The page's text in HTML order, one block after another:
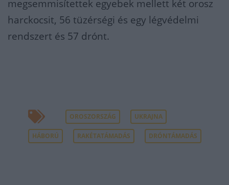
megsemmisítettek egyebek mellett két orosz
harckocsit, 56 tüzérségi és egy légvédelmi
rendszert és 57 drónt.
OROSZORSZÁG UKRAJNA
HÁBORÚ RAKÉTATÁMADÁS DRÓNTÁMADÁS